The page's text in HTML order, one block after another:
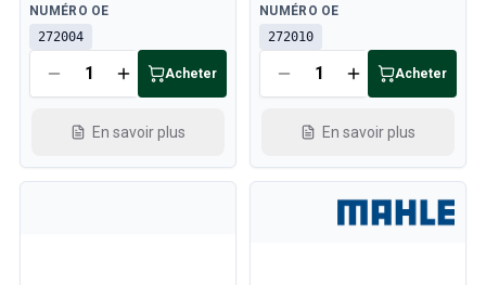
Disponible
NUMÉRO OE
272004
Acheter
En savoir plus
Disponible
NUMÉRO OE
272010
Acheter
En savoir plus